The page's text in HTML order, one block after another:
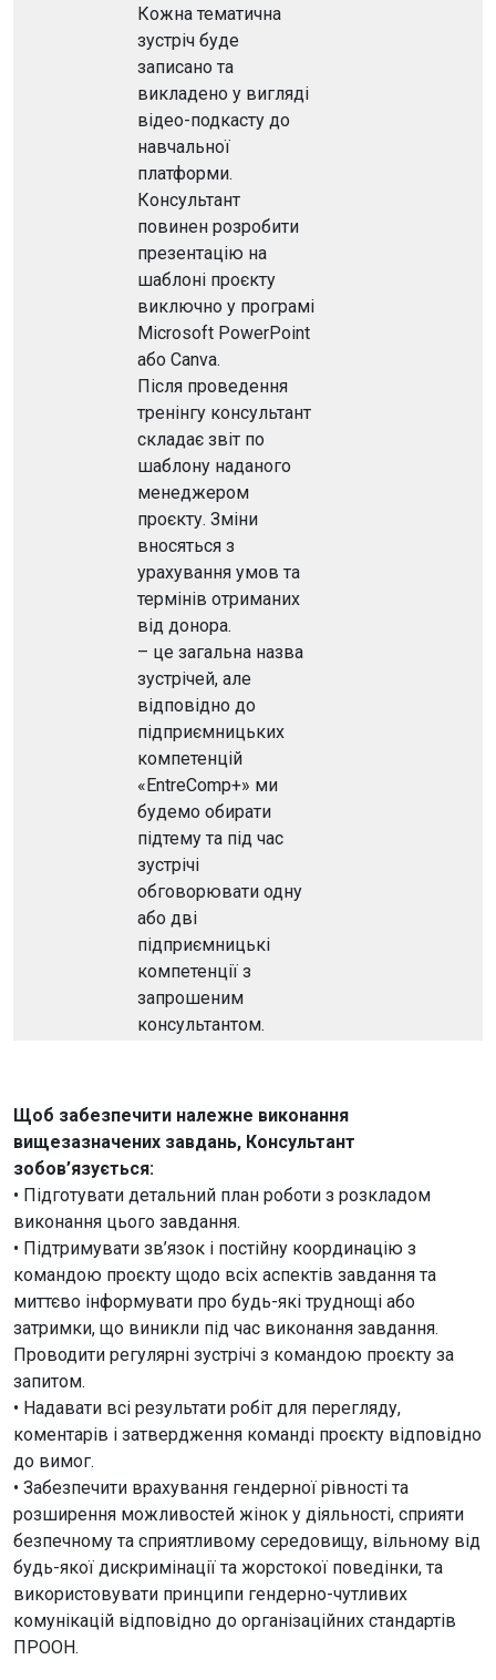
Кожна тематична
зустріч буде
записано та
викладено у вигляді
відео-подкасту до
навчальної
платформи.
Консультант
повинен розробити
презентацію на
шаблоні проєкту
виключно у програмі
Microsoft PowerPoint
або Canva.
Після проведення
тренінгу консультант
складає звіт по
шаблону наданого
менеджером
проєкту. Зміни
вносяться з
урахування умов та
термінів отриманих
від донора.
– це загальна назва
зустрічей, але
відповідно до
підприємницьких
компетенцій
«EntreComp+» ми
будемо обирати
підтему та під час
зустрічі
обговорювати одну
або дві
підприємницькі
компетенції з
запрошеним
консультантом.
Щоб забезпечити належне виконання
вищезазначених завдань, Консультант
зобов’язується:
• Підготувати детальний план роботи з розкладом
виконання цього завдання.
• Підтримувати зв’язок і постійну координацію з
командою проєкту щодо всіх аспектів завдання та
миттєво інформувати про будь-які труднощі або
затримки, що виникли під час виконання завдання.
Проводити регулярні зустрічі з командою проєкту за
запитом.
• Надавати всі результати робіт для перегляду,
коментарів і затвердження команді проєкту відповідно
до вимог.
• Забезпечити врахування гендерної рівності та
розширення можливостей жінок у діяльності, сприяти
безпечному та сприятливому середовищу, вільному від
будь-якої дискримінації та жорстокої поведінки, та
використовувати принципи гендерно-чутливих
комунікацій відповідно до організаційних стандартів
ПРООН.